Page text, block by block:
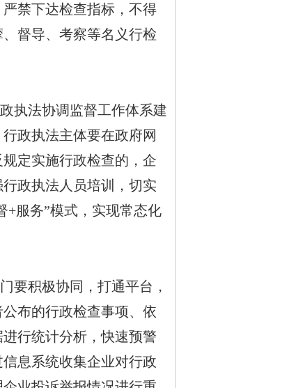
禁下达检查指标，不得
督导、考察等名义行检
执法协调监督工作体系建
政执法主体要在政府网
定实施行政检查的，企
政执法人员培训，切实
+服务”模式，实现常态化
要积极协同，打通平台，
布的行政检查事项、依
行统计分析，快速预警
息系统收集企业对行政